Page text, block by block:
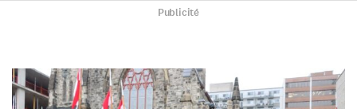
Publicité